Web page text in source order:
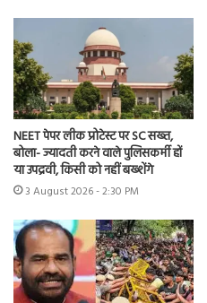
NEET पेपर लीक प्रोटेस्ट पर SC सख्त,
बोला- ज्यादती करने वाले पुलिसकर्मी हों
या उपद्रवी, किसी को नहीं बख्शेंगे
3 August 2026 - 2:30 PM